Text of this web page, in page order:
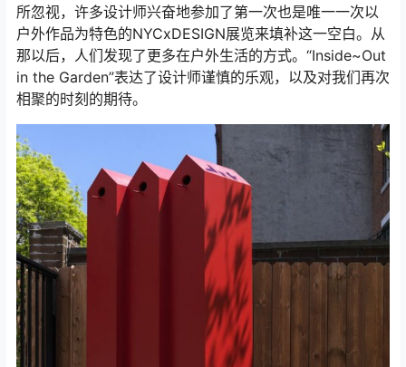
所忽视，许多设计师兴奋地参加了第一次也是唯一一次以
户外作品为特色的NYCxDESIGN展览来填补这一空白。从
那以后，人们发现了更多在户外生活的方式。“Inside~Out
in the Garden”表达了设计师谨慎的乐观，以及对我们再次
相聚的时刻的期待。